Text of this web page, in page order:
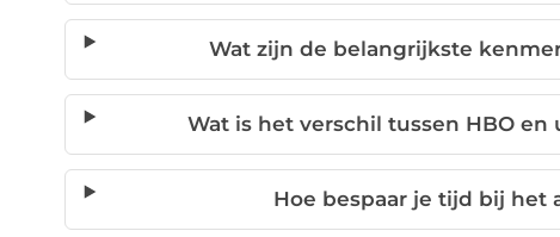
Wat zijn de belangrijkste
Wat is het verschil tussen HBO
Hoe bespaar je tijd bij het